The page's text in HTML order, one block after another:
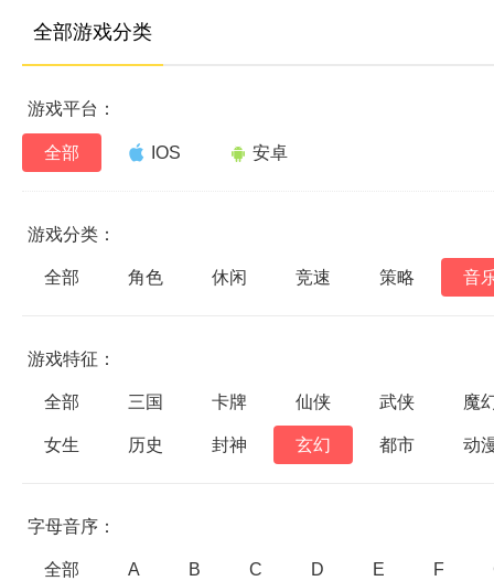
全部游戏分类
游戏平台：
全部 IOS 安卓
游戏分类：
全部 角色 休闲 竞速 策略 音
游戏特征：
全部 三国 卡牌 仙侠 武侠 魔
女生 历史 封神 玄幻 都市 动
字母音序：
全部 A B C D E F